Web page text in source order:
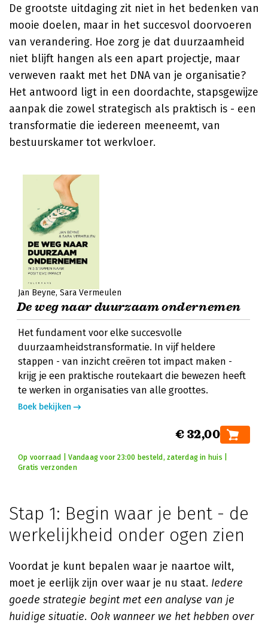
De grootste uitdaging zit niet in het bedenken van
mooie doelen, maar in het succesvol doorvoeren
van verandering. Hoe zorg je dat duurzaamheid
niet blijft hangen als een apart projectje, maar
verweven raakt met het DNA van je organisatie?
Het antwoord ligt in een doordachte, stapsgewijze
aanpak die zowel strategisch als praktisch is - een
transformatie die iedereen meeneemt, van
bestuurskamer tot werkvloer.
Jan Beyne Sara Vermeulen
De weg naar duurzaam ondernemen
Het fundament voor elke succesvolle
duurzaamheidstransformatie. In vijf heldere
stappen - van inzicht creëren tot impact maken -
krijg je een praktische routekaart die bewezen heeft
te werken in organisaties van alle groottes.
Boek bekijken
€ 32,00
Op voorraad | Vandaag voor 23:00 besteld, zaterdag in huis |
Gratis verzonden
Stap 1: Begin waar je bent - de
werkelijkheid onder ogen zien
Voordat je kunt bepalen waar je naartoe wilt,
moet je eerlijk zijn over waar je nu staat. Iedere
goede strategie begint met een analyse van je
huidige situatie. Ook wanneer we het hebben over